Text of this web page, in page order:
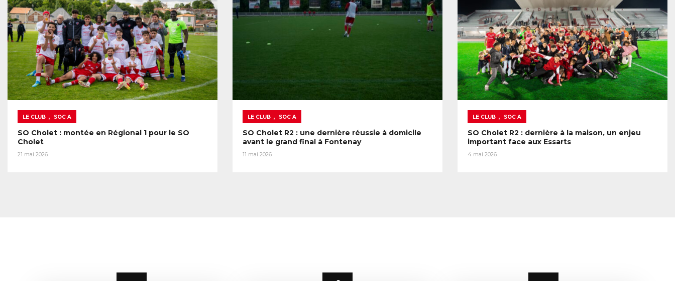
LE CLUB , SOC A
SO Cholet : montée en Régional 1 pour le SO
Cholet
21 mai 2026
LE CLUB , SOC A
SO Cholet R2 : une dernière réussie à domicile
avant le grand final à Fontenay
11 mai 2026
LE CLUB , SOC A
SO Cholet R2 : dernière à la maison, un enjeu
important face aux Essarts
4 mai 2026